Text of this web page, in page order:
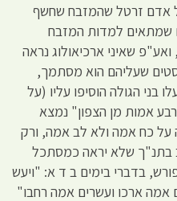
אדם זרטל שהמזבח שחשף
שמתאים למדות המזבח
שאיני ארכיאולוג נראה
שעליהם הוא מסתמך,
הגולה הוסיפו עליו (על
אמות מן הצפון" נמצא
על כח אמה ולא לב אמה, ורק
בתנ"ך שלא יראה כמסתכל
בדברי בימים ב ד א: "ויעש
ארכו ועשרים אמה רחבו"